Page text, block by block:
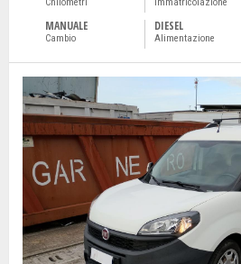
Chilometri Immatricolazione
MANUALE
Cambio
DIESEL
Alimentazione